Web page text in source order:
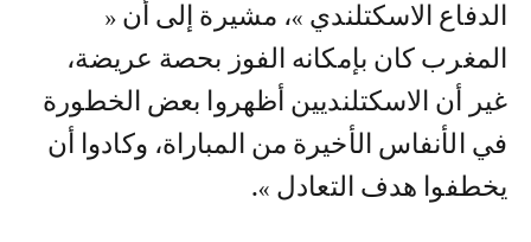
الدفاع الاسكتلندي »، مشيرة إلى أن «
المغرب كان بإمكانه الفوز بحصة عريضة،
غير أن الاسكتلنديين أظهروا بعض الخطورة
في الأنفاس الأخيرة من المباراة، وكادوا أن
يخطفوا هدف التعادل ».